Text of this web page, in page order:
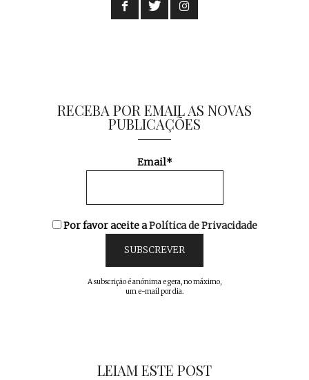
RECEBA POR EMAIL AS NOVAS
PUBLICAÇÕES
Email*
Por favor aceite aPolítica de Privacidade
A subscrição é anónima e gera, no máximo,
um e-mail por dia.
LEIAM ESTE POST